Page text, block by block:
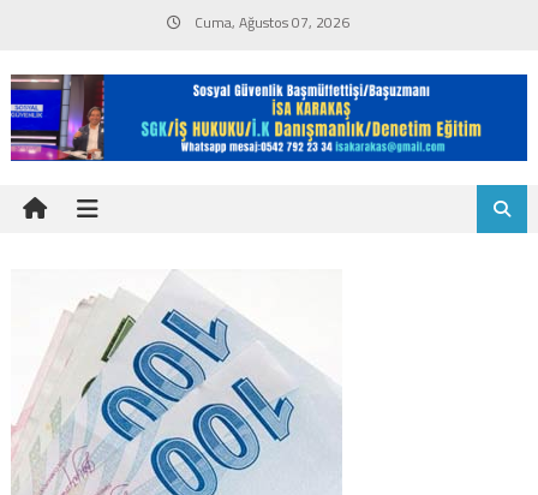
content
Cuma, Ağustos 07, 2026